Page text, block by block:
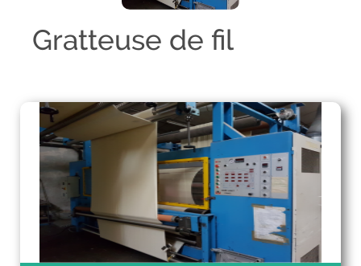
Gratteuse de fil